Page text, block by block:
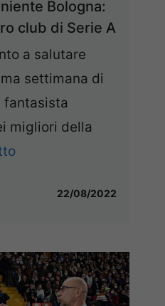
Bologna:
club di Serie A
a salutare
settimana di
fantasista
migliori della
22/08/2022